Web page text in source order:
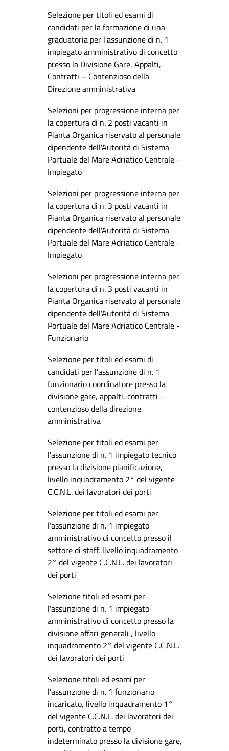
Selezione per titoli ed esami di
candidati per la formazione di una
graduatoria per l'assunzione di n. 1
impiegato amministrativo di concetto
presso la Divisione Gare, Appalti,
Contratti – Contenzioso della
Direzione amministrativa
Selezioni per progressione interna per
la copertura di n. 2 posti vacanti in
Pianta Organica riservato al personale
dipendente dell'Autorità di Sistema
Portuale del Mare Adriatico Centrale -
Impiegato
Selezioni per progressione interna per
la copertura di n. 3 posti vacanti in
Pianta Organica riservato al personale
dipendente dell'Autorità di Sistema
Portuale del Mare Adriatico Centrale -
Impiegato
Selezioni per progressione interna per
la copertura di n. 3 posti vacanti in
Pianta Organica riservato al personale
dipendente dell'Autorità di Sistema
Portuale del Mare Adriatico Centrale -
Funzionario
Selezione per titoli ed esami di
candidati per l'assunzione di n. 1
funzionario coordinatore presso la
divisione gare, appalti, contratti -
contenzioso della direzione
amministrativa
Selezione per titoli ed esami per
l'assunzione di n. 1 impiegato tecnico
presso la divisione pianificazione,
livello inquadramento 2° del vigente
C.C.N.L. dei lavoratori dei porti
Selezione per titoli ed esami per
l'assunzione di n. 1 impiegato
amministrativo di concetto presso il
settore di staff, livello inquadramento
2° del vigente C.C.N.L. dei lavoratori
dei porti
Selezione titoli ed esami per
l'assunzione di n. 1 impiegato
amministrativo di concetto presso la
divisione affari generali , livello
inquadramento 2° del vigente C.C.N.L.
dei lavoratori dei porti
Selezione titoli ed esami per
l'assunzione di n. 1 funzionario
incaricato, livello inquadramento 1°
del vigente C.C.N.L. dei lavoratori dei
porti, contratto a tempo
indeterminato presso la divisione gare,